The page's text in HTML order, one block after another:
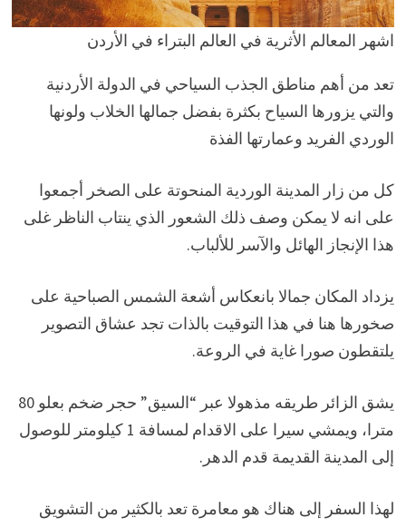
اشهر المعالم الأثرية في العالم البتراء في الأردن
تعد من أهم مناطق الجذب السياحي في الدولة الأردنية
والتي يزورها السياح بكثرة بفضل جمالها الخلاب ولونها
الوردي الفريد وعمارتها الفذة
كل من زار المدينة الوردية المنحوتة على الصخر أجمعوا
على انه لا يمكن وصف ذلك الشعور الذي ينتاب الناظر غلى
هذا الإنجاز الهائل والآسر للألباب.
يزداد المكان جمالا بانعكاس أشعة الشمس الصباحية على
صخورها هنا في هذا التوقيت بالذات تجد عشاق التصوير
يلتقطون صورا غاية في الروعة.
يشق الزائر طريقه مذهولا عبر “السيق” حجر ضخم بعلو 80
مترا، ويمشي سيرا على الاقدام لمسافة 1 كيلومتر للوصول
إلى المدينة القديمة قدم الدهر.
لهذا السفر إلى هناك هو معامرة تعد بالكثير من التشويق